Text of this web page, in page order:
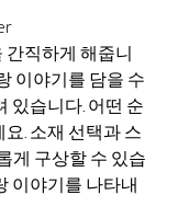
직하게 해줍니
이야기를 담을 수
있습니다. 어떤 순
. 소재 선택과 스
게 구상할 수 있습
이야기를 나타내